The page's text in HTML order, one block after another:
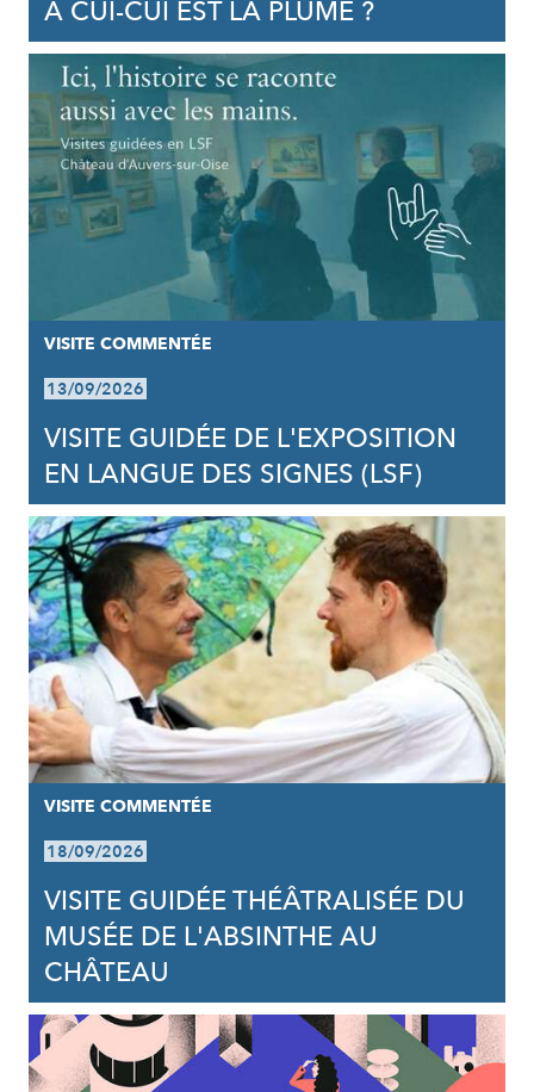
À CUI-CUI EST LA PLUME ?
VISITE COMMENTÉE
13/09/2026
VISITE GUIDÉE DE L'EXPOSITION
EN LANGUE DES SIGNES (LSF)
VISITE COMMENTÉE
18/09/2026
VISITE GUIDÉE THÉÂTRALISÉE DU
MUSÉE DE L'ABSINTHE AU
CHÂTEAU